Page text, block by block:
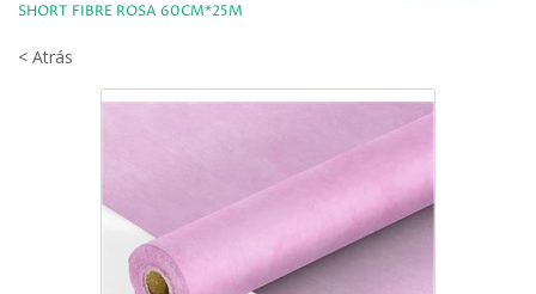
SHORT FIBRE ROSA 60CM*25M
< Atrás